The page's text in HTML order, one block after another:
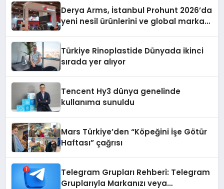
Derya Arms, İstanbul Prohunt 2026’da
yeni nesil ürünlerini ve global marka
Türkiye Rinoplastide Dünyada ikinci
sırada yer alıyor
Tencent Hy3 dünya genelinde
kullanıma sunuldu
Mars Türkiye’den “Köpeğini İşe Götür
Haftası” çağrısı
Telegram Grupları Rehberi: Telegram
Gruplarıyla Markanızı veya